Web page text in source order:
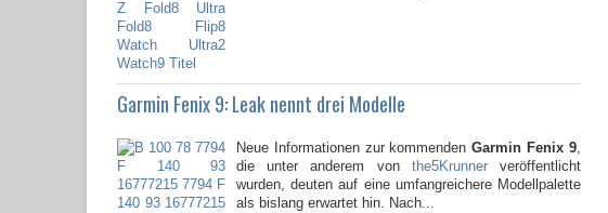
Garmin Fenix 9: Leak nennt drei Modelle
Neue Informationen zur kommendenGarmin Fenix 9,
die unter anderem von the5Krunnerveröffentlicht
wurden, deuten auf eine umfangreichere Modellpalette
als bislang erwartet hin. Nach...